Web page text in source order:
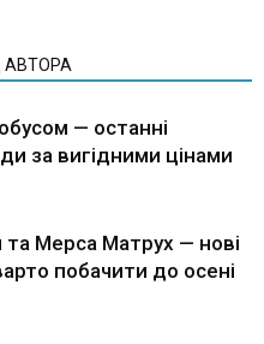
АВТОРА
— останні
за вигідними цінами
Мерса Матрух — нові
побачити до осені